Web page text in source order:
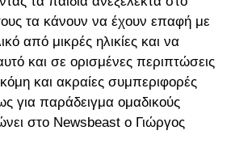
τα κάνουν να έχουν επαφή με
από μικρές ηλικίες και να
και σε ορισμένες περιπτώσεις
και ακραίες συμπεριφορές
για παράδειγμα ομαδικούς
στο Newsbeast ο Γιώργος